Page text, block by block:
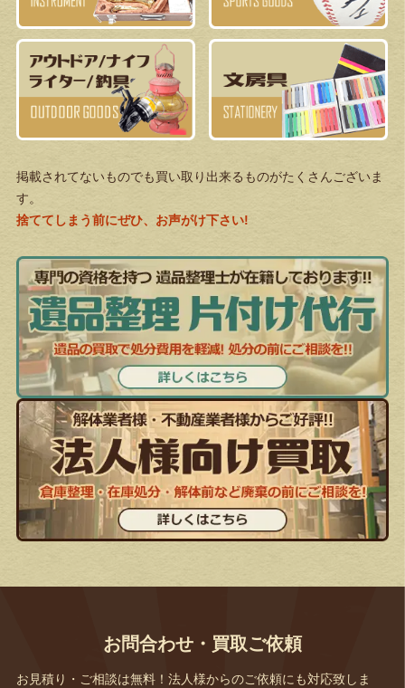
掲載されてないものでも買い取り出来るものがたくさんございま
す。
捨ててしまう前にぜひ、お声がけ下さい!
お問合わせ・買取ご依頼
お見積り・ご相談は無料！法人様からのご依頼にも対応致しま